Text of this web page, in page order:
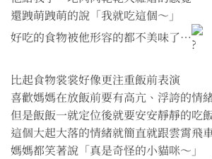
還跩萌跩萌的說「我就吃這個～」
好吃的食物被他形容的都不美味了⋯
比起食物裳裳好像更注重飯前表演
喜歡媽媽在放飯前要有高亢、浮誇的情
但是飯飯一就定位後就要安安靜靜的吃
這個大起大落的情緒就簡直就跟雲霄飛
媽媽都笑著說「真是奇怪的小貓咪～」